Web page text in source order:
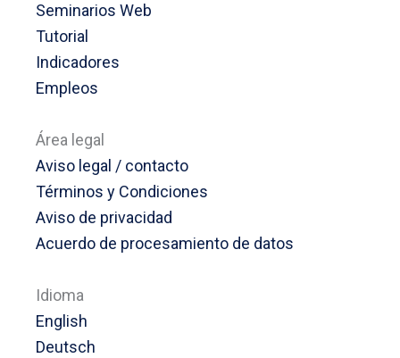
Seminarios Web
Tutorial
Indicadores
Empleos
Área legal
Aviso legal / contacto
Términos y Condiciones
Aviso de privacidad
Acuerdo de procesamiento de datos
Idioma
English
Deutsch